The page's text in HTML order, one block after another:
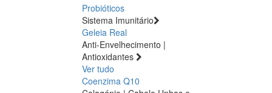
Probióticos
Sistema Imunitário
Geleia Real
Anti-Envelhecimento |
Antioxidantes
Ver tudo
Coenzima Q10